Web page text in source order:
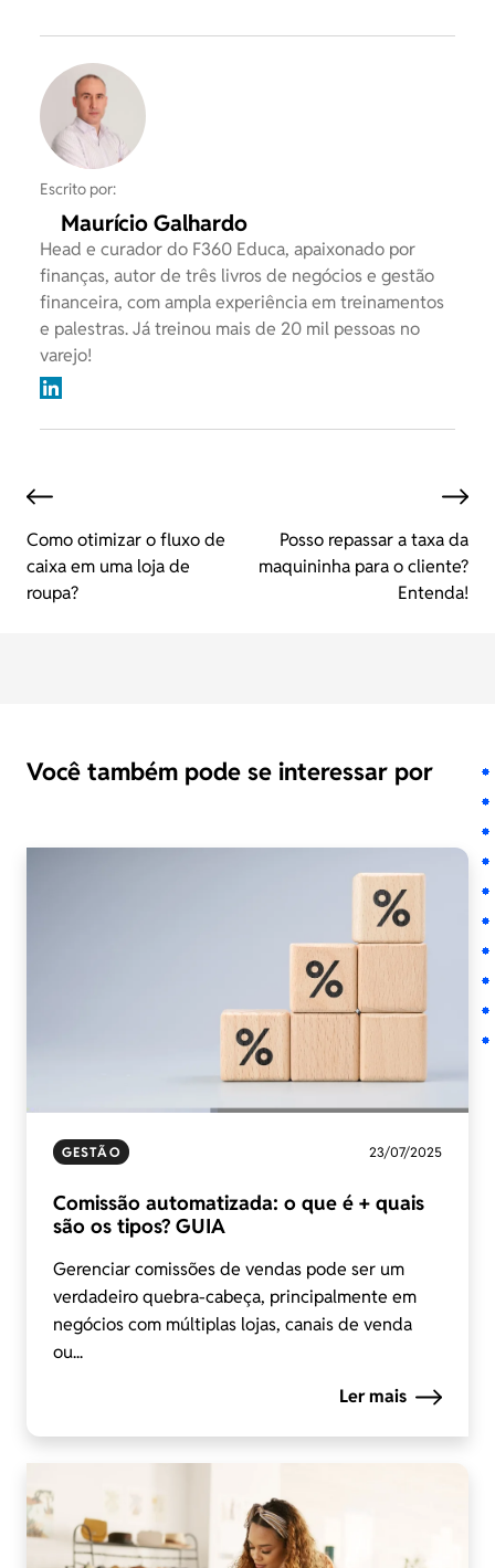
Escrito por:
Maurício Galhardo
Head e curador do F360 Educa, apaixonado por
finanças, autor de três livros de negócios e gestão
financeira, com ampla experiência em treinamentos
e palestras. Já treinou mais de 20 mil pessoas no
varejo!
Como otimizar o fluxo de
caixa em uma loja de
roupa?
Posso repassar a taxa da
maquininha para o cliente?
Entenda!
Você também pode se interessar por
GESTÃO 23/07/2025
Comissão automatizada: o que é + quais
são os tipos? GUIA
Gerenciar comissões de vendas pode ser um
verdadeiro quebra-cabeça, principalmente em
negócios com múltiplas lojas, canais de venda
ou...
Ler mais